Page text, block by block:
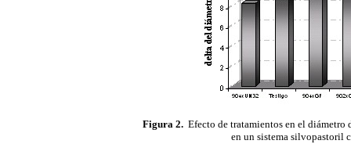
Figura 2. Efecto de tratamientos en el diámetro
en un sistema silvopastoril